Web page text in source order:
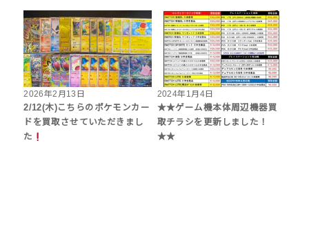
2026年2月13日
2/12(木)こちらのポケモンカー
ドを買取させていただきまし
た
2024年1月4日
★★ゲーム機本体周辺機器買
取チラシを更新しました！
★★